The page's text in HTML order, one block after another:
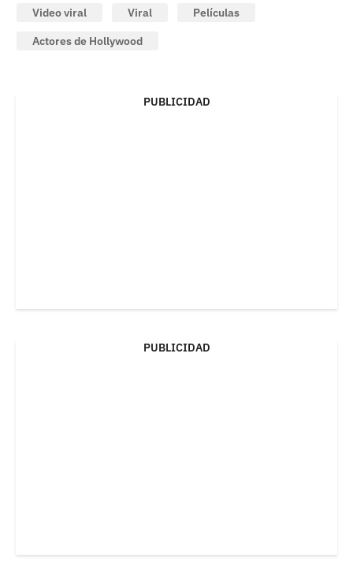
Video viral Viral
Películas
Actores de Hollywood
PUBLICIDAD
PUBLICIDAD